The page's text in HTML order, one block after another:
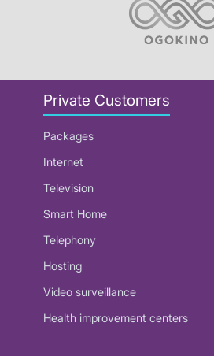
Private Customers
Packages
Internet
Television
Smart Home
Telephony
Hosting
Video surveillance
Health improvement centers